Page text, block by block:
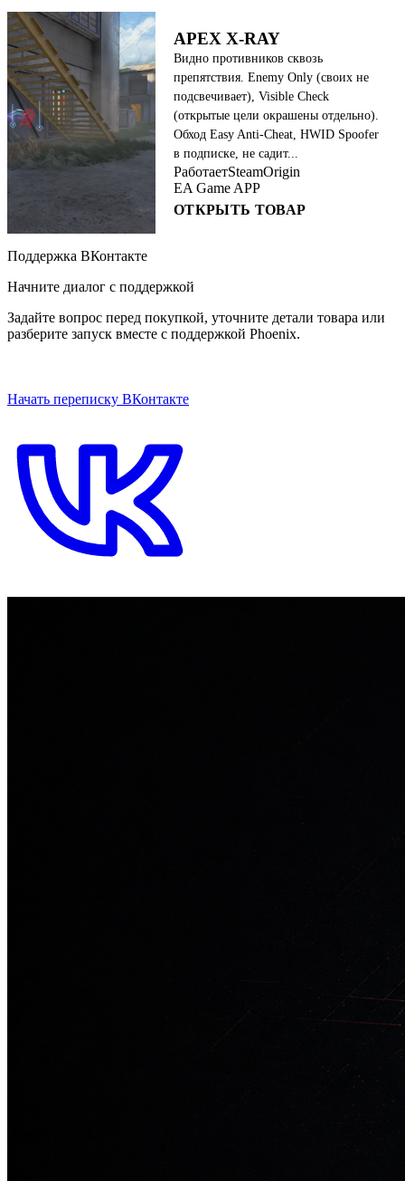
APEX X-RAY
Видно противников сквозь
препятствия. Enemy Only (своих не
подсвечивает), Visible Check
(открытые цели окрашены отдельно).
Обход Easy Anti-Cheat, HWID Spoofer
в подписке, не садит...
РаботаетSteamOrigin
EA Game APP
ОТКРЫТЬ ТОВАР
Поддержка ВКонтакте
Начните диалог с поддержкой
Задайте вопрос перед покупкой, уточните детали товара или
разберите запуск вместе с поддержкой Phoenix.
Начать переписку ВКонтакте